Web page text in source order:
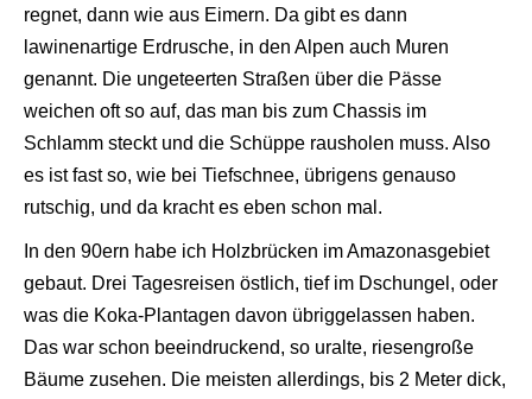
regnet, dann wie aus Eimern. Da gibt es dann
lawinenartige Erdrusche, in den Alpen auch Muren
genannt. Die ungeteerten Straßen über die Pässe
weichen oft so auf, das man bis zum Chassis im
Schlamm steckt und die Schüppe rausholen muss. Also
es ist fast so, wie bei Tiefschnee, übrigens genauso
rutschig, und da kracht es eben schon mal.
In den 90ern habe ich Holzbrücken im Amazonasgebiet
gebaut. Drei Tagesreisen östlich, tief im Dschungel, oder
was die Koka-Plantagen davon übriggelassen haben.
Das war schon beeindruckend, so uralte, riesengroße
Bäume zusehen. Die meisten allerdings, bis 2 Meter dick,